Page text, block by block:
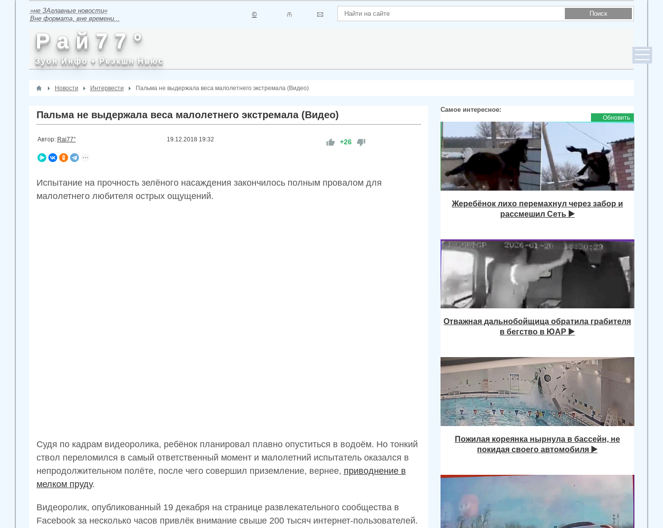
»не ЗАглавные новости«
Вне формата, вне времени...
©
Р а й 7 7 °
Зуон Инфо + Реэкшн Ньюс
Новости Интервести Пальма не выдержала веса малолетнего экстремала (Видео)
Пальма не выдержала веса малолетнего экстремала (Видео)
Автор: Rai77° 19.12.2018 19:32 +26
Испытание на прочность зелёного насаждения закончилось полным провалом для
малолетнего любителя острых ощущений.
Судя по кадрам видеоролика, ребёнок планировал плавно опуститься в водоём. Но тонкий
ствол переломился в самый ответственный момент и малолетний испытатель оказался в
непродолжительном полёте, после чего совершил приземление, вернее, приводнение в
мелком пруду.
Видеоролик, опубликованный 19 декабря на странице развлекательного сообщества в
Fасеbооk за несколько часов привлёк внимание свыше 200 тысяч интернет-пользователей.
Самое интересное:
Обновить
Жеребёнок лихо перемахнул через забор и
рассмешил Сеть ▶️
Отважная дальнобойщица обратила грабителя
в бегство в ЮАР ▶️
Пожилая кореянка нырнула в бассейн, не
покидая своего автомобиля ▶️